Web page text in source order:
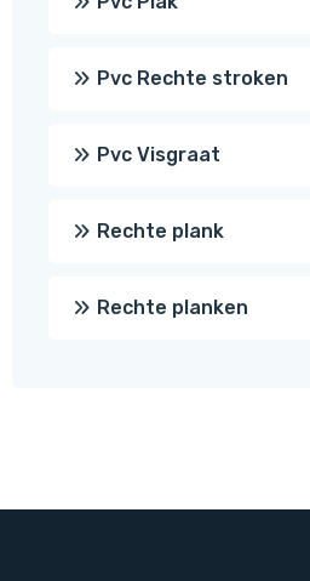
Pvc Rechte stroken
Pvc Visgraat
Rechte plank
Rechte planken